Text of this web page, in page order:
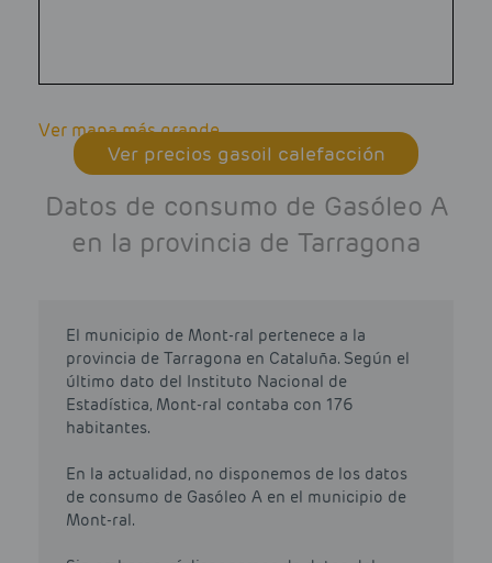
Ver mapa más grande
Ver precios gasoil calefacción
Datos de consumo de Gasóleo A
en la provincia de Tarragona
El municipio de Mont-ral pertenece a la
provincia de Tarragona en Cataluña. Según el
último dato del Instituto Nacional de
Estadística, Mont-ral contaba con 176
habitantes.
En la actualidad, no disponemos de los datos
de consumo de Gasóleo A en el municipio de
Mont-ral.